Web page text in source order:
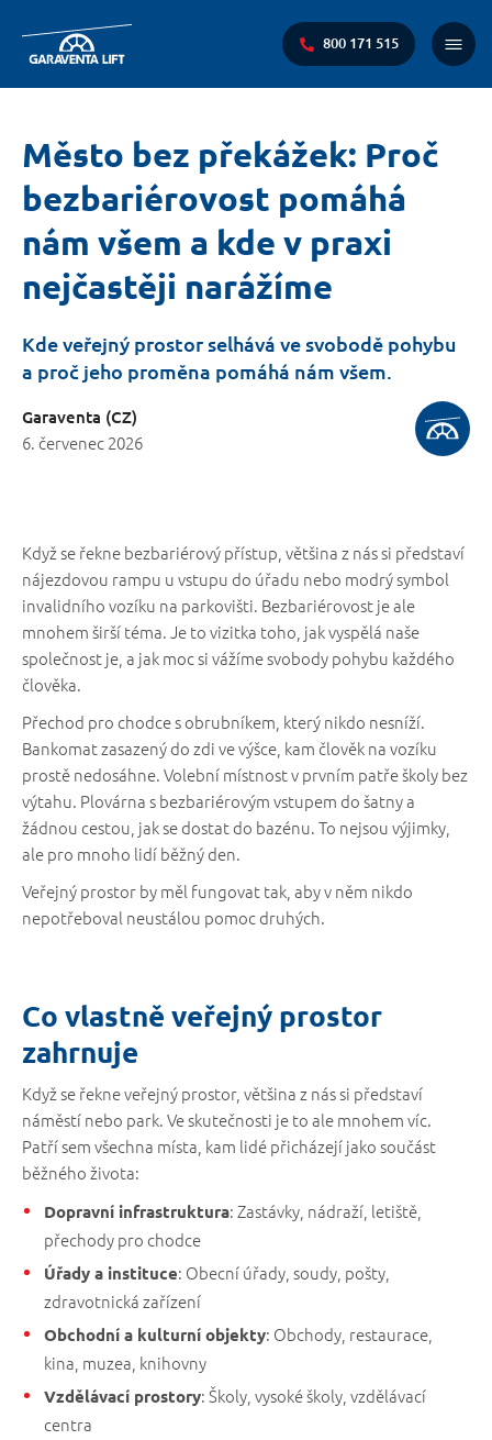
800 171 515
Main
Menu
You
are
here:
Město bez překážek: Proč
bezbariérovost pomáhá
nám všem a kde v praxi
nejčastěji narážíme
Kde veřejný prostor selhává ve svobodě pohybu
a proč jeho proměna pomáhá nám všem.
Garaventa (CZ)
6. červenec 2026
Když se řekne bezbariérový přístup, většina z nás si představí
nájezdovou rampu u vstupu do úřadu nebo modrý symbol
invalidního vozíku na parkovišti. Bezbariérovost je ale
mnohem širší téma. Je to vizitka toho, jak vyspělá naše
společnost je, a jak moc si vážíme svobody pohybu každého
člověka.
Přechod pro chodce s obrubníkem, který nikdo nesníží.
Bankomat zasazený do zdi ve výšce, kam člověk na vozíku
prostě nedosáhne. Volební místnost v prvním patře školy bez
výtahu. Plovárna s bezbariérovým vstupem do šatny a
žádnou cestou, jak se dostat do bazénu. To nejsou výjimky,
ale pro mnoho lidí běžný den.
Veřejný prostor by měl fungovat tak, aby v něm nikdo
nepotřeboval neustálou pomoc druhých.
Co vlastně veřejný prostor
zahrnuje
Když se řekne veřejný prostor, většina z nás si představí
náměstí nebo park. Ve skutečnosti je to ale mnohem víc.
Patří sem všechna místa, kam lidé přicházejí jako součást
běžného života:
Dopravní infrastruktura: Zastávky, nádraží, letiště,
přechody pro chodce
Úřady a instituce: Obecní úřady, soudy, pošty,
zdravotnická zařízení
Obchodní a kulturní objekty: Obchody, restaurace,
kina, muzea, knihovny
Vzdělávací prostory: Školy, vysoké školy, vzdělávací
centra